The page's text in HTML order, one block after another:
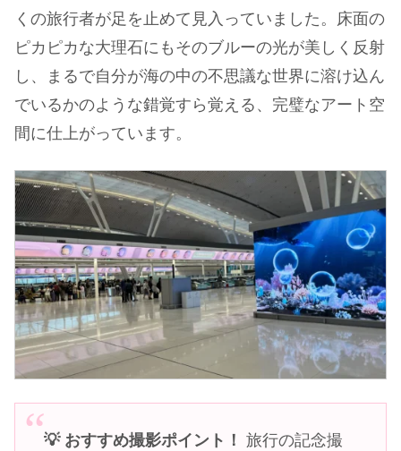
くの旅行者が足を止めて見入っていました。床面の
ピカピカな大理石にもそのブルーの光が美しく反射
し、まるで自分が海の中の不思議な世界に溶け込ん
でいるかのような錯覚すら覚える、完璧なアート空
間に仕上がっています。
💡 おすすめ撮影ポイント！ 旅行の記念撮